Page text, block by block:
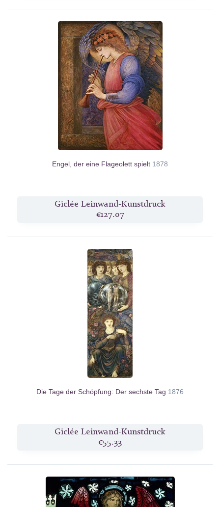
Engel, der eine Flageolett spielt 1878
Giclée Leinwand-Kunstdruck
€127.07
Die Tage der Schöpfung: Der sechste Tag 1876
Giclée Leinwand-Kunstdruck
€55.33